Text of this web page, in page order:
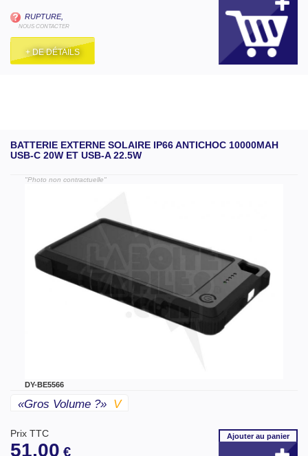
RUPTURE,
NOUS CONTACTER
+ DE DÉTAILS
BATTERIE EXTERNE SOLAIRE IP66 ANTICHOC 10000MAH
USB-C 20W ET USB-A 22.5W
"Photo non contractuelle"
DY-BE5566
«gros Volume ?» V
Prix TTC
51,00 €
Ajouterau panier